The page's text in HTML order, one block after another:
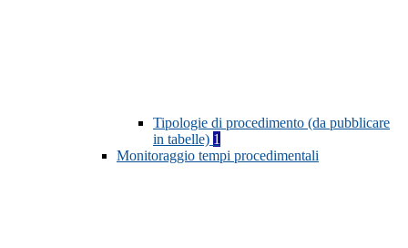
Tipologie di procedimento (da pubblicare
in tabelle) 1
Monitoraggio tempi procedimentali